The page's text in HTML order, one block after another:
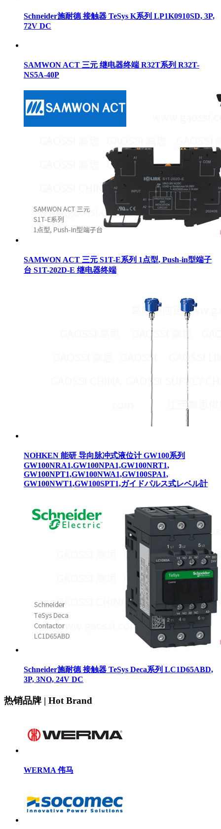
Schneider施耐德 接触器 TeSys K系列 LP1K0910SD, 3P,
72V DC
SAMWON ACT 三元 继电器终端 R32T系列 R32T-
NS5A-40P
SAMWON ACT 三元 S1T-E系列 1点型, Push-in型端子
台 S1T-202D-E 继电器终端
NOHKEN 能研 导向脉冲式液位计 GW100系列
GW100NRA1,GW100NPA1,GW100NRT1,
GW100NPT1,GW100NWA1,GW100SPA1,
GW100NWT1,GW100SPT1,ガイドパルス式レベル計
Schneider施耐德 接触器 TeSys Deca系列 LC1D65ABD,
3P, 3NO, 24V DC
热销品牌 | Hot Brand
WERMA 伟马